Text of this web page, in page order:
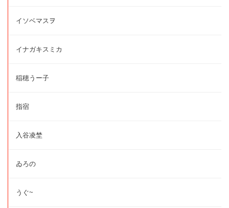
イソベマスヲ
イナガキスミカ
稲穂うー子
指宿
入谷凌埜
ゐろの
うぐ~